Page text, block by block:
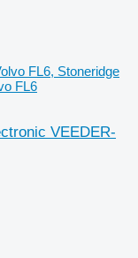
FL6, Stoneridge
FL6
VEEDER-